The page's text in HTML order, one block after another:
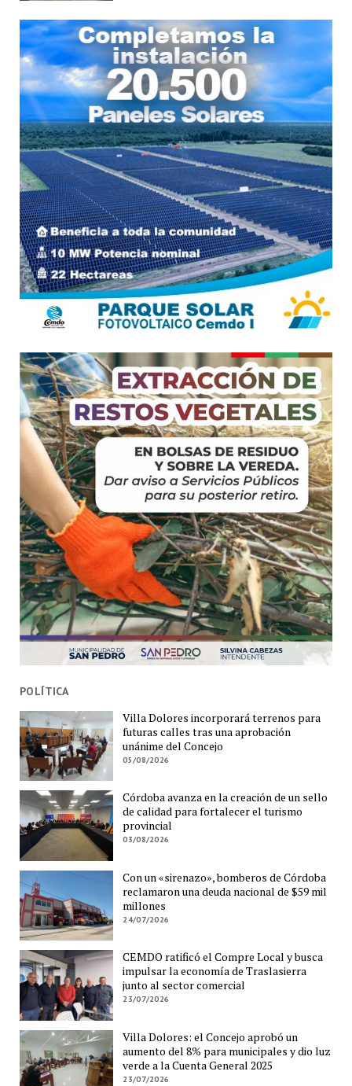
POLÍTICA
Villa Dolores incorporará terrenos para
futuras calles tras una aprobación
unánime del Concejo
05/08/2026
Córdoba avanza en la creación de un sello
de calidad para fortalecer el turismo
provincial
03/08/2026
Con un «sirenazo», bomberos de Córdoba
reclamaron una deuda nacional de $59 mil
millones
24/07/2026
CEMDO ratificó el Compre Local y busca
impulsar la economía de Traslasierra
junto al sector comercial
23/07/2026
Villa Dolores: el Concejo aprobó un
aumento del 8% para municipales y dio luz
verde a la Cuenta General 2025
23/07/2026